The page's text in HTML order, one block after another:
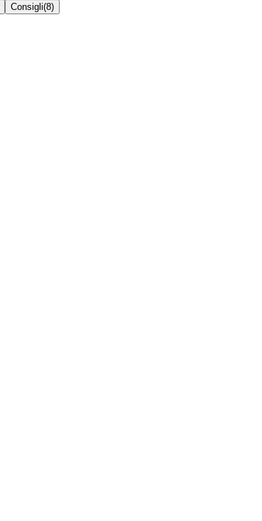
Consigli(8)